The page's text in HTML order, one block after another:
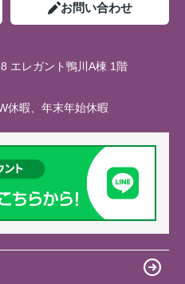
お問い合わせ
エレガント鴨川A棟 1階
休暇、年末年始休暇